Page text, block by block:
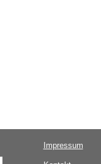
Impressum